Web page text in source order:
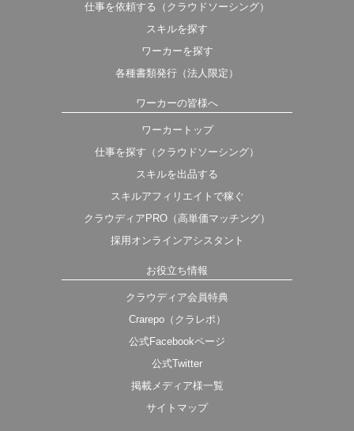
仕事を依頼する（クラウドソーシング）
スキルを探す
ワーカーを探す
各種書類発行（法人限定）
ワーカーの皆様へ
ワーカートップ
仕事を探す（クラウドソーシング）
スキルを出品する
スキルアフィリエイトで稼ぐ
クラウディアPRO（高単価マッチング）
採用オンラインアシスタント
お役立ち情報
クラウディア会員特典
Crarepo（クラレポ）
公式Facebookページ
公式Twitter
掲載メディア様一覧
サイトマップ